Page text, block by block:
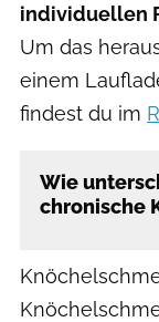
individuellen
Um das
einem
findest du im
Wie
chronische